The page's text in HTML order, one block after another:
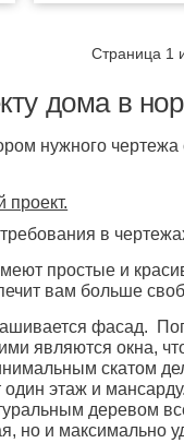
Страница 1
дома в
нужного чертежа
проект.
в
простые и
вам больше
фасад.
являются окна,
скатом
этаж и мансарду.
деревом
но и максимально